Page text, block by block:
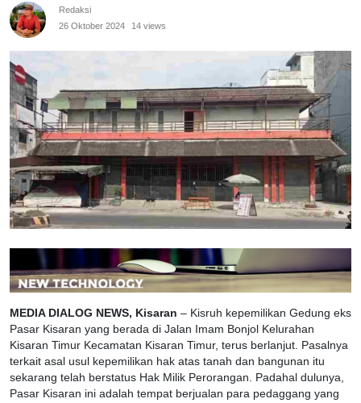
Redaksi
26 Oktober 2024
14 views
MEDIA DIALOG NEWS, Kisaran – Kisruh kepemilikan Gedung eks
Pasar Kisaran yang berada di Jalan Imam Bonjol Kelurahan
Kisaran Timur Kecamatan Kisaran Timur, terus berlanjut. Pasalnya
terkait asal usul kepemilikan hak atas tanah dan bangunan itu
sekarang telah berstatus Hak Milik Perorangan. Padahal dulunya,
Pasar Kisaran ini adalah tempat berjualan para pedaggang yang